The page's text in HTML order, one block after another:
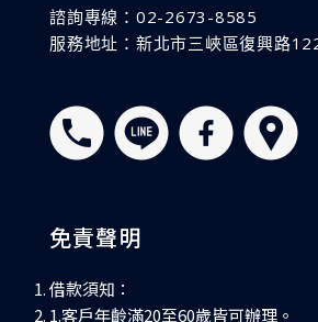
諮詢專線：02-2673-8585
服務地址：新北市三峽區復興路
免責聲明
借款須知：
1.客戶年齡滿20至60歲皆可辦理。